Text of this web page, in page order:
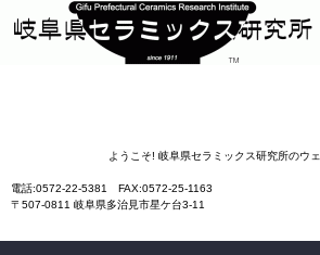
岐阜県セラミック
ようこそ! 岐阜県セラミックス研究所のウ
電話:0572-22-5381 FAX:0572-25-1163
〒507-0811 岐阜県多治見市星ケ台3-11